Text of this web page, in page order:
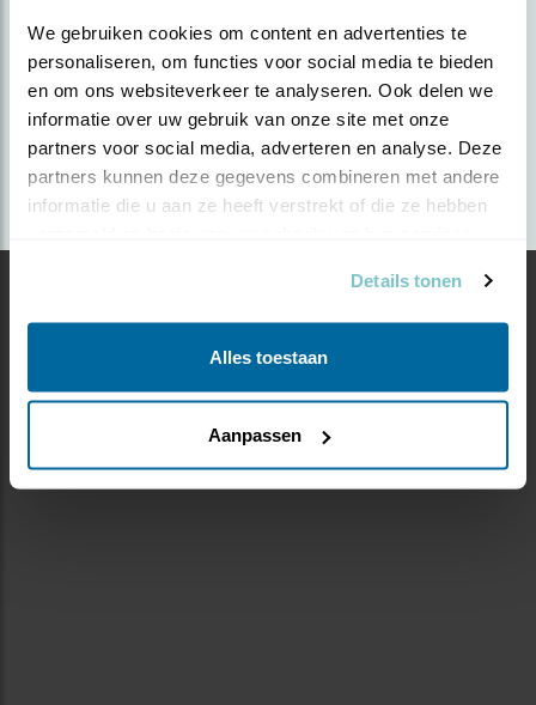
We gebruiken cookies om content en advertenties te
personaliseren, om functies voor social media te bieden
en om ons websiteverkeer te analyseren. Ook delen we
informatie over uw gebruik van onze site met onze
partners voor social media, adverteren en analyse. Deze
partners kunnen deze gegevens combineren met andere
informatie die u aan ze heeft verstrekt of die ze hebben
Details tonen
Alles toestaan
Aanpassen